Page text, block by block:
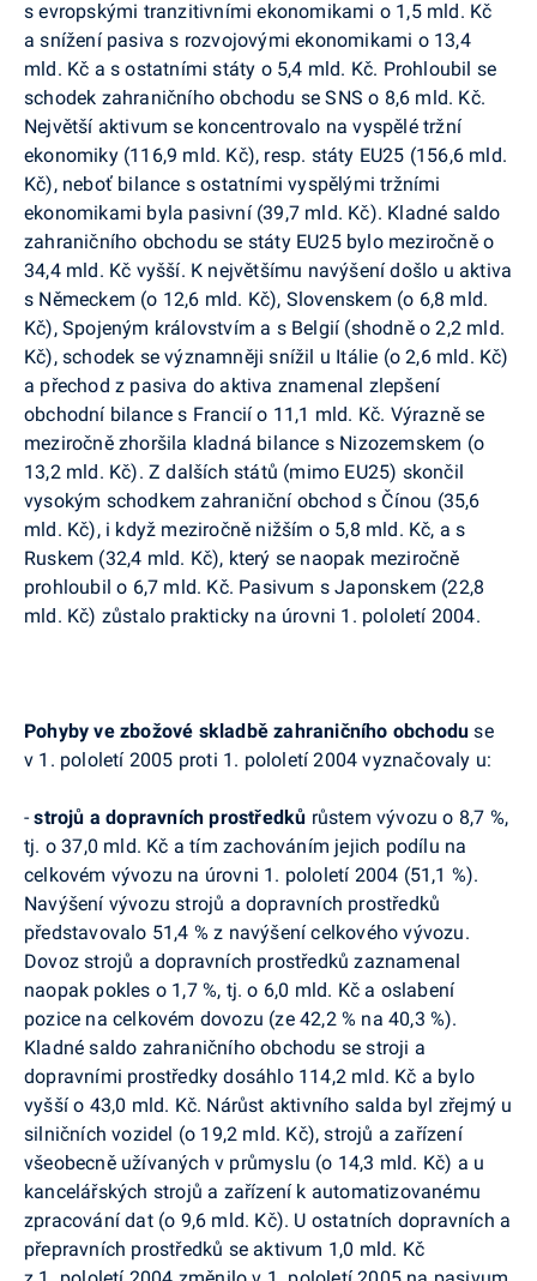
s evropskými tranzitivními ekonomikami o 1,5 mld. Kč
a snížení pasiva s rozvojovými ekonomikami o 13,4
mld. Kč a s ostatními státy o 5,4 mld. Kč. Prohloubil se
schodek zahraničního obchodu se SNS o 8,6 mld. Kč.
Největší aktivum se koncentrovalo na vyspělé tržní
ekonomiky (116,9 mld. Kč), resp. státy EU25 (156,6 mld.
Kč), neboť bilance s ostatními vyspělými tržními
ekonomikami byla pasivní (39,7 mld. Kč). Kladné saldo
zahraničního obchodu se státy EU25 bylo meziročně o
34,4 mld. Kč vyšší. K největšímu navýšení došlo u aktiva
s Německem (o 12,6 mld. Kč), Slovenskem (o 6,8 mld.
Kč), Spojeným královstvím a s Belgií (shodně o 2,2 mld.
Kč), schodek se významněji snížil u Itálie (o 2,6 mld. Kč)
a přechod z pasiva do aktiva znamenal zlepšení
obchodní bilance s Francií o 11,1 mld. Kč. Výrazně se
meziročně zhoršila kladná bilance s Nizozemskem (o
13,2 mld. Kč). Z dalších států (mimo EU25) skončil
vysokým schodkem zahraniční obchod s Čínou (35,6
mld. Kč), i když meziročně nižším o 5,8 mld. Kč, a s
Ruskem (32,4 mld. Kč), který se naopak meziročně
prohloubil o 6,7 mld. Kč. Pasivum s Japonskem (22,8
mld. Kč) zůstalo prakticky na úrovni 1. pololetí 2004.
Pohyby ve zbožové skladbě zahraničního obchodu se
v 1. pololetí 2005 proti 1. pololetí 2004 vyznačovaly u:
-strojů a dopravních prostředků růstem vývozu o 8,7 %,
tj. o 37,0 mld. Kč a tím zachováním jejich podílu na
celkovém vývozu na úrovni 1. pololetí 2004 (51,1 %).
Navýšení vývozu strojů a dopravních prostředků
představovalo 51,4 % z navýšení celkového vývozu.
Dovoz strojů a dopravních prostředků zaznamenal
naopak pokles o 1,7 %, tj. o 6,0 mld. Kč a oslabení
pozice na celkovém dovozu (ze 42,2 % na 40,3 %).
Kladné saldo zahraničního obchodu se stroji a
dopravními prostředky dosáhlo 114,2 mld. Kč a bylo
vyšší o 43,0 mld. Kč. Nárůst aktivního salda byl zřejmý u
silničních vozidel (o 19,2 mld. Kč), strojů a zařízení
všeobecně užívaných v průmyslu (o 14,3 mld. Kč) a u
kancelářských strojů a zařízení k automatizovanému
zpracování dat (o 9,6 mld. Kč). U ostatních dopravních a
přepravních prostředků se aktivum 1,0 mld. Kč